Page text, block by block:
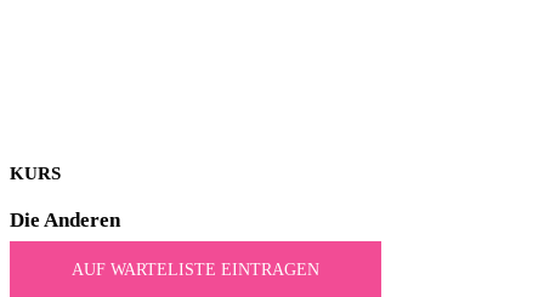
KURS
Die Anderen
AUF WARTELISTE EINTRAGEN